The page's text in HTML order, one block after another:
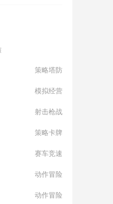
策略塔防
模拟经营
射击枪战
策略卡牌
赛车竞速
动作冒险
动作冒险